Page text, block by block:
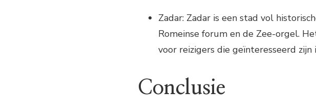
Zadar: Zadar is een stad vol
Romeinse forum en de Zee-orgel.
voor reizigers die geïnteresseerd
Conclusie